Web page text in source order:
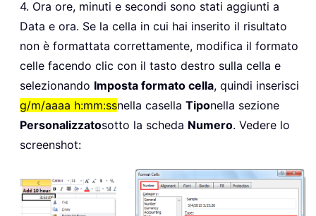
4. Ora ore, minuti e secondi sono stati aggiunti a
Data e ora. Se la cella in cui hai inserito il risultato
non è formattata correttamente, modifica il formato
celle facendo clic con il tasto destro sulla cella e
selezionando Imposta formato cella, quindi inserisci
g/m/aaaa h:mm:ssnella casella Tiponella sezione
Personalizzatosotto la scheda Numero. Vedere lo
screenshot: